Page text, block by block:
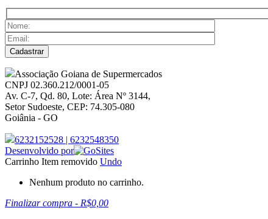
Associação Goiana de Supermercados
CNPJ 02.360.212/0001-05
Av. C-7, Qd. 80, Lote: Área Nº 3144,
Setor Sudoeste, CEP: 74.305-080
Goiânia - GO
6232152528 | 6232548350
Desenvolvido por
Carrinho Item removido Undo
Nenhum produto no carrinho.
Finalizar compra - R$0,00